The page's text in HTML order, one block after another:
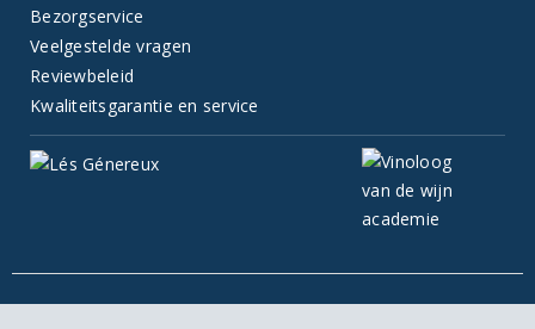
Bezorgservice
Veelgestelde vragen
Reviewbeleid
Kwaliteitsgarantie en service